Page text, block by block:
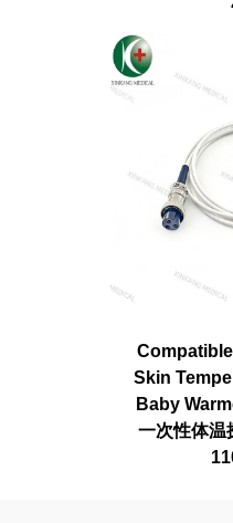
Skin
Baby
一次性体温